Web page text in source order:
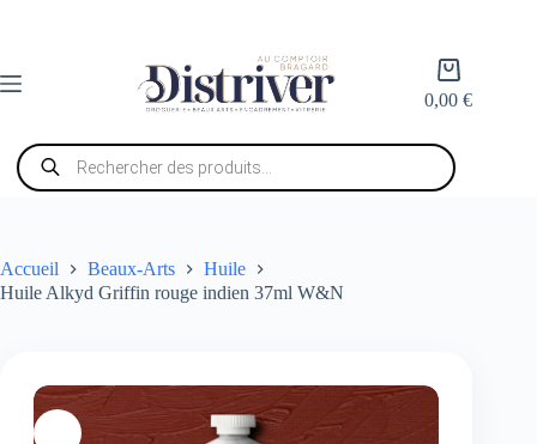
Panier
d’achat
0,00€
Recherche
de
produits
Accueil Beaux-Arts
Huile
Huile Alkyd Griffin rouge indien 37ml W&N